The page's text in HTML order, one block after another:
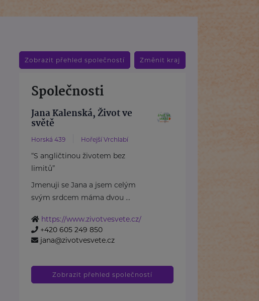
Zobrazit přehled společností Změnit kraj
Společnosti
Jana Kalenská, Život ve
světě
Horská 439 Hořejší Vrchlabí
“S angličtinou životem bez
limitů”
Jmenuji se Jana a jsem celým
svým srdcem máma dvou ...
https://www.zivotvesvete.cz/
+420 605 249 850
jana@zivotvesvete.cz
Zobrazit přehled společností